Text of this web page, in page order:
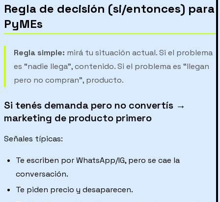
Regla de decisión (si/entonces) para
PyMEs
Regla simple: mirá tu situación actual. Si el problema
es “nadie llega”, contenido. Si el problema es “llegan
pero no compran”, producto.
Si tenés demanda pero no convertís →
marketing de producto primero
Señales típicas:
Te escriben por WhatsApp/IG, pero se cae la
conversación.
Te piden precio y desaparecen.